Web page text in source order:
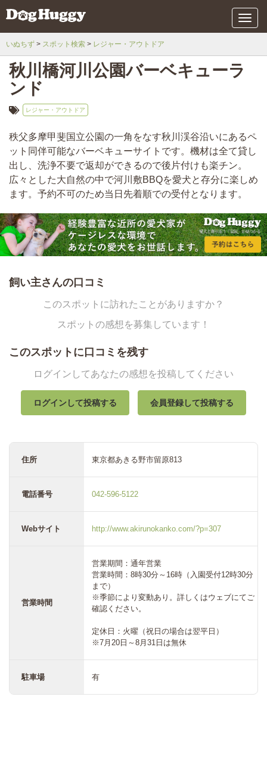
メ
ニ
いぬちず スポット検索 レジャー・アウトドア
秋川橋河川公園バーベキューラ
ンド
レジャー・アウトドア
秩父多摩甲斐国立公園の一角をなす秋川渓谷沿いにあるペ
ット同伴可能なバーベキューサイトです。機材は全て貸し
出し、洗浄不要で返却ができるので後片付けも楽チン。
広々とした大自然の中で河川敷BBQを愛犬と存分に楽しめ
ます。予約不可のため当日先着順での受付となります。
飼い主さんの口コミ
このスポットに訪れたことがありますか？
スポットの感想を募集しています！
このスポットに口コミを残す
ログインしてあなたの感想を投稿してください
ログインして投稿する 会員登録して投稿する
住所 東京都あきる野市留原813
電話番号 042-596-5122
Webサイト http://www.akirunokanko.com/?p=307
営業時間
営業期間：通年営業
営業時間：8時30分～16時（入園受付12時30分
まで）
※季節により変動あり。詳しくはウェブにてご
確認ください。
定休日：火曜（祝日の場合は翌平日）
※7月20日～8月31日は無休
駐車場 有